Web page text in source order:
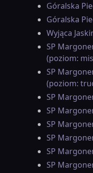
Góralska
Góralska
Wyjąca
SP
(poziom:
SP
(poziom:
SP
SP
SP
SP
SP
SP